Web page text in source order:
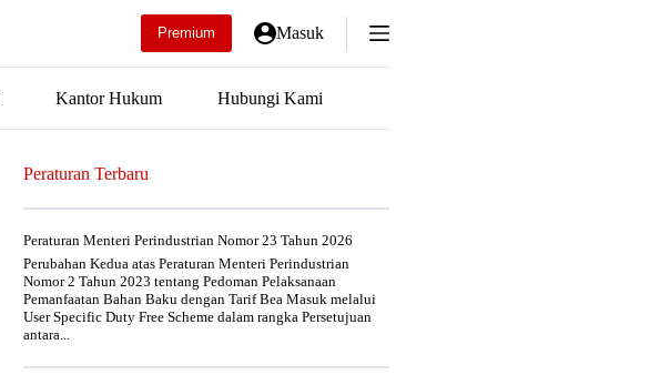
Premium Masuk
Kantor Hukum Hubungi Kami
Peraturan Terbaru
Peraturan Menteri Perindustrian Nomor 23 Tahun 2026
Perubahan Kedua atas Peraturan Menteri Perindustrian
Nomor 2 Tahun 2023 tentang Pedoman Pelaksanaan
Pemanfaatan Bahan Baku dengan Tarif Bea Masuk melalui
User Specific Duty Free Scheme dalam rangka Persetujuan
antara...